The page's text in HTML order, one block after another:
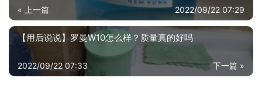
« 上一篇 2022/09/22 07:29
【用后说说】罗曼W10怎么样？质量真的好吗
下一篇 »
2022/09/22 07:33